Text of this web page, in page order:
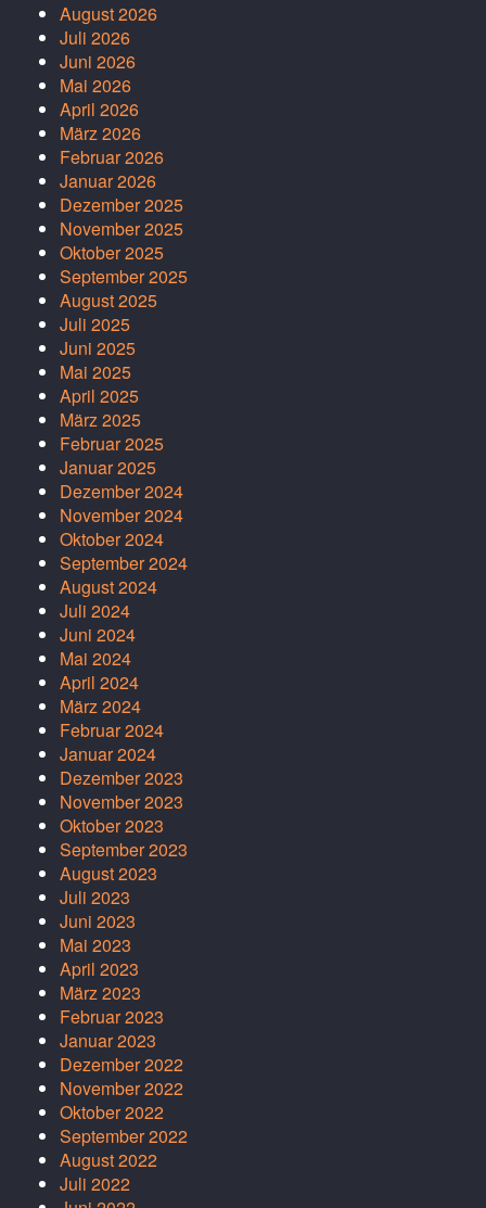
August 2026
Juli 2026
Juni 2026
Mai 2026
April 2026
März 2026
Februar 2026
Januar 2026
Dezember 2025
November 2025
Oktober 2025
September 2025
August 2025
Juli 2025
Juni 2025
Mai 2025
April 2025
März 2025
Februar 2025
Januar 2025
Dezember 2024
November 2024
Oktober 2024
September 2024
August 2024
Juli 2024
Juni 2024
Mai 2024
April 2024
März 2024
Februar 2024
Januar 2024
Dezember 2023
November 2023
Oktober 2023
September 2023
August 2023
Juli 2023
Juni 2023
Mai 2023
April 2023
März 2023
Februar 2023
Januar 2023
Dezember 2022
November 2022
Oktober 2022
September 2022
August 2022
Juli 2022